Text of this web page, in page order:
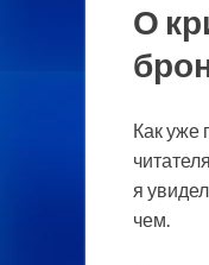
О
Как уже
я
чем.